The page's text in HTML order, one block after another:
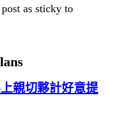
as sticky to
親切夥計好意提